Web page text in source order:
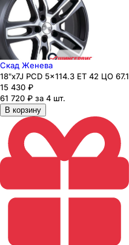
Скад Женева
18"x7J PCD 5x114.3 ЕТ 42 ЦО 67.1
15 430 ₽
61 720 ₽ за 4 шт.
В корзину